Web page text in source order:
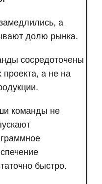
а
долю рынка.
сосредоточены
проекта, а не на
команды не
быстро.